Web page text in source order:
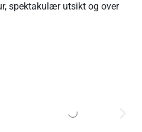
spektakulær utsikt og over